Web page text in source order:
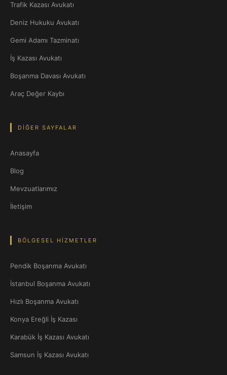
Trafik Kazası Avukatı
Deniz Hukuku Avukatı
Gemi Adamı Tazminatı
İş Kazası Avukatı
Boşanma Davası Avukatı
Araç Değer Kaybı
DIĞER SAYFALAR
Anasayfa
Blog
Mevzuatlarımız
İletişim
BÖLGESEL HIZMETLER
Pendik Boşanma Avukatı
İstanbul Boşanma Avukatı
Hızlı Boşanma Avukatı
Konya Ereğli İş Kazası
Karabük İş Kazası Avukatı
Samsun İş Kazası Avukatı